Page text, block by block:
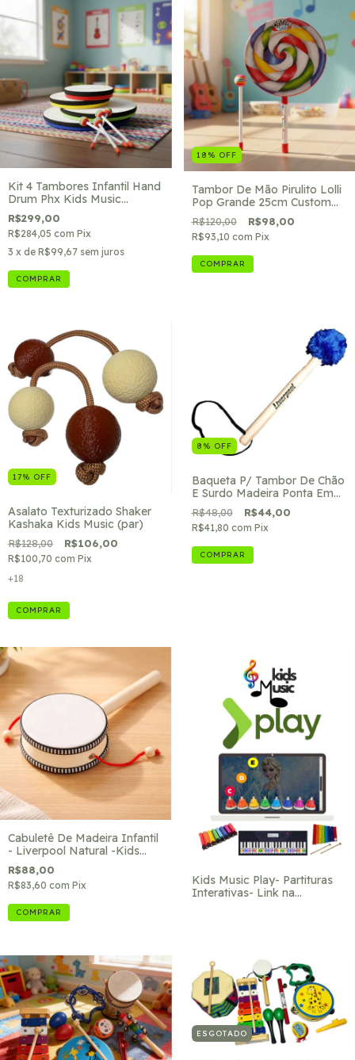
Kit 4 Tambores Infantil Hand
Drum Phx Kids Music
Colorido
R$299,00
R$284,05 com Pix
3 x de R$99,67 sem juros
18 % OFF
Tambor De Mão Pirulito Lolli
Pop Grande 25cm Custom
Kids Music Colorido
R$120,00 R$98,00
R$93,10 com Pix
17% OFF
Asalato Texturizado Shaker
Kashaka Kids Music (par)
R$128,00 R$106,00
R$100,70 com Pix
+18
COMPRAR
8 % OFF
Baqueta P/ Tambor De Chão
E Surdo Madeira Ponta Em
Pelúcia Azul
R$48,00 R$44,00
R$41,80 com Pix
Cabuletê De Madeira Infantil
- Liverpool Natural -Kids
Music
R$88,00
R$83,60 com Pix
Kids Music Play- Partituras
Interativas- Link na
ESGOTADO